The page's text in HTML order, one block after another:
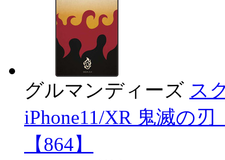
グルマンディーズ ス
iPhone11/XR 鬼滅の
【864】